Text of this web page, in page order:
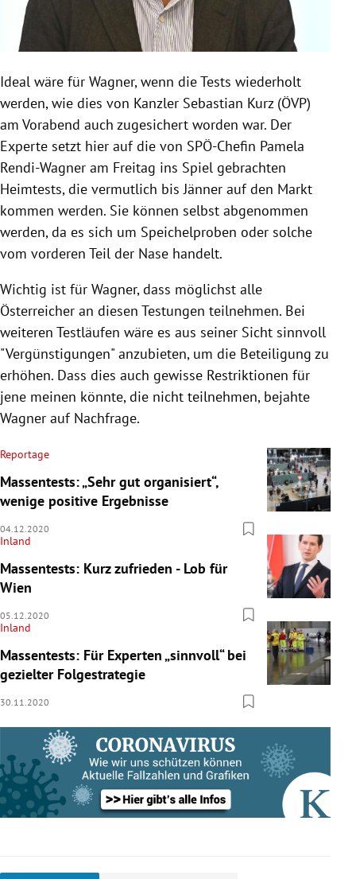
Ideal wäre für Wagner, wenn die Tests wiederholt
werden, wie dies von Kanzler Sebastian Kurz (ÖVP)
am Vorabend auch zugesichert worden war. Der
Experte setzt hier auf die von SPÖ-Chefin Pamela
Rendi-Wagner am Freitag ins Spiel gebrachten
Heimtests, die vermutlich bis Jänner auf den Markt
kommen werden. Sie können selbst abgenommen
werden, da es sich um Speichelproben oder solche
vom vorderen Teil der Nase handelt.
Wichtig ist für Wagner, dass möglichst alle
Österreicher an diesen Testungen teilnehmen. Bei
weiteren Testläufen wäre es aus seiner Sicht sinnvoll
"Vergünstigungen" anzubieten, um die Beteiligung zu
erhöhen. Dass dies auch gewisse Restriktionen für
jene meinen könnte, die nicht teilnehmen, bejahte
Wagner auf Nachfrage.
Reportage
Massentests: „Sehr gut organisiert“,
wenige positive Ergebnisse
04.12.2020
Inland
Massentests: Kurz zufrieden - Lob für
Wien
05.12.2020
Inland
Massentests: Für Experten „sinnvoll“ bei
gezielter Folgestrategie
30.11.2020